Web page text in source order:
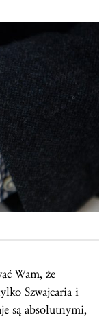
Wam, że
Szwajcaria i
są absolutnymi,